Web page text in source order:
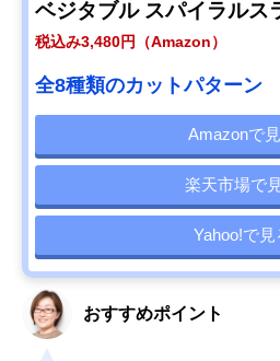
ベジタブル スパイラルス
税込み3,480円（Amazon）
全8種類のカットパターン
Amazonで
楽天市場で
Yahoo!で見
おすすめポイント